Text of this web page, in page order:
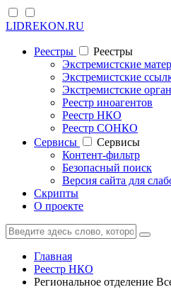
LIDREKON.RU
Реестры
Реестры
Экстремистские
Экстремистские
Экстремистские
Реестр иноагентов
Реестр НКО
Реестр СОНКО
Cервисы
Cервисы
Контент-фильтр
Безопасный поиск
Версия сайта для
Скрипты
О проекте
Главная
Реестр НКО
Региональное отделение